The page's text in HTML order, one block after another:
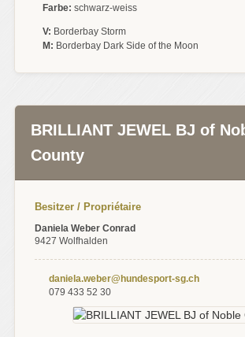
Farbe: schwarz-weiss
V: Borderbay Storm
M: Borderbay Dark Side of the Moon
BRILLIANT JEWEL BJ of
County
Besitzer / Propriétaire
Daniela Weber Conrad
9427 Wolfhalden
daniela.weber@hundesport-sg.ch
079 433 52 30